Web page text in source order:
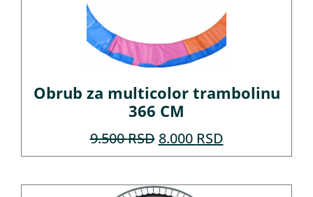
Obrub za multicolor trambolinu
366 CM
9.500RSD 8.000 RSD